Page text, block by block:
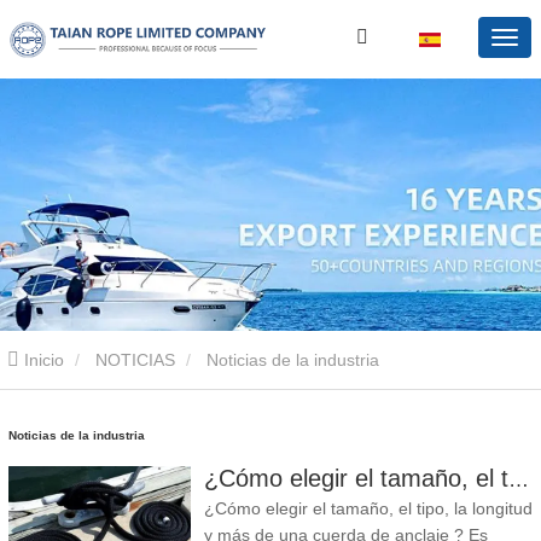
Inicio NOTICIAS Noticias de la industria
Noticias de la industria
¿Cómo elegir el tamaño, el tipo, la longitud y más de una cuerda de anclaje?
¿Cómo elegir el tamaño, el tipo, la longitud
y más de una cuerda de anclaje ? Es